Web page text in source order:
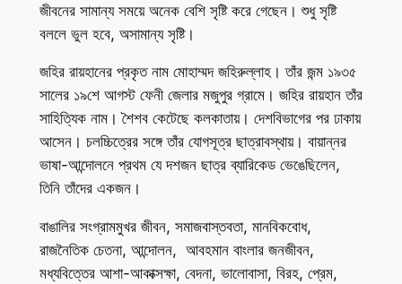
জীবনের সামান্য সময়ে অনেক বেশি সৃষ্টি করে গেছেন। শুধু সৃষ্টি
বললে ভুল হবে, অসামান্য সৃষ্টি।
জহির রায়হানের প্রকৃত নাম মোহাম্মদ জহিরুল্লাহ। তাঁর জন্ম ১৯৩৫
সালের ১৯শে আগস্ট ফেনী জেলার মজুপুর গ্রামে। জহির রায়হান তাঁর
সাহিত্যিক নাম। শৈশব কেটেছে কলকাতায়। দেশবিভাগের পর ঢাকায়
আসেন। চলচ্চিত্রের সঙ্গে তাঁর যোগসূত্র ছাত্রাবস্থায়। বায়ান্নর
ভাষা-আন্দোলনে প্রথম যে দশজন ছাত্র ব্যারিকেড ভেঙেছিলেন,
তিনি তাঁদের একজন।
বাঙালির সংগ্রামমুখর জীবন, সমাজবাস্তবতা, মানবিকবোধ,
রাজনৈতিক চেতনা, আন্দোলন, আবহমান বাংলার জনজীবন,
মধ্যবিত্তের আশা-আকাক্সক্ষা, বেদনা, ভালোবাসা, বিরহ, প্রেম,